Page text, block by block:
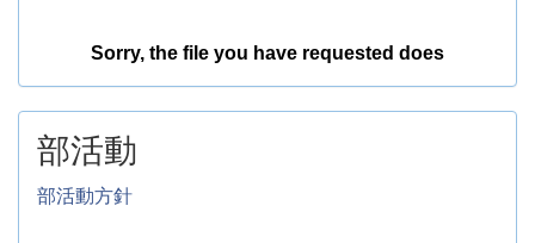
部活動
部活動方針